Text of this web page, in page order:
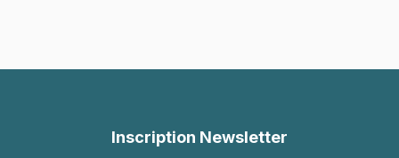
Inscription Newsletter